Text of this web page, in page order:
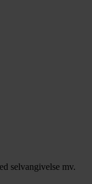
selvangivelse mv.